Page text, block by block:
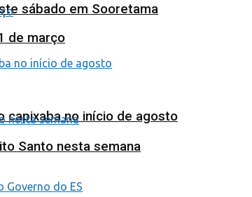
sábado em Sooretama
capixaba no início de agosto
de março
Santo nesta semana